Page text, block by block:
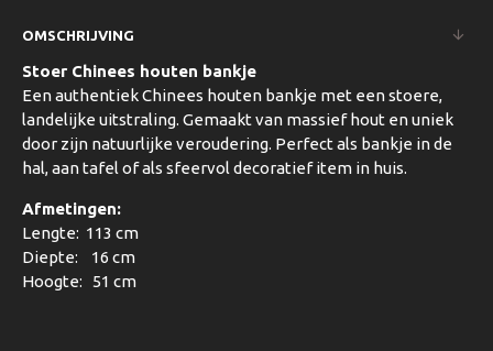
OMSCHRIJVING
Stoer Chinees houten bankje
Een authentiek Chinees houten bankje met een stoere,
landelijke uitstraling. Gemaakt van massief hout en uniek
door zijn natuurlijke veroudering. Perfect als bankje in de
hal, aan tafel of als sfeervol decoratief item in huis.
Afmetingen:
Lengte: 113 cm
Diepte: 16 cm
Hoogte: 51 cm